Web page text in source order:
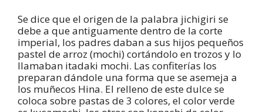
Se dice que el origen de la palabra jichigiri se
debe a que antiguamente dentro de la corte
imperial, los padres daban a sus hijos pequeños
pastel de arroz (mochi) cortándolo en trozos y lo
llamaban itadaki mochi. Las confiterías los
preparan dándole una forma que se asemeja a
los muñecos Hina. El relleno de este dulce se
coloca sobre pastas de 3 colores, el color verde